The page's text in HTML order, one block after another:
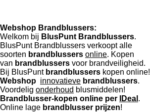
Webshop Brandblussers:
Welkom bij BlusPunt Brandblussers.
BlusPunt Brandblussers verkoopt alle
soorten brandblussers online. Kopen
van brandblussers voor brandveiligheid.
Bij BlusPunt brandblussers kopen online!
Webshop innovatieve brandblussers.
Voordelig onderhoud blusmiddelen!
Brandblusser-kopen online per
IDeal .
Online lage brandblusser prijzen!